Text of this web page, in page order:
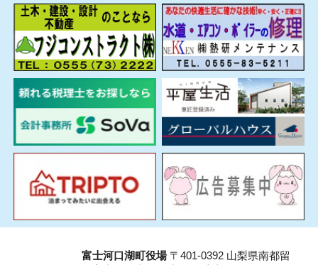
富士河口湖町役場〒401-0392 山梨県南都留